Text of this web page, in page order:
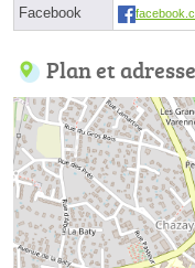
Facebook
Plan et adresse